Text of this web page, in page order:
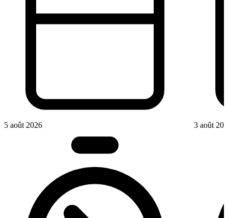
5 août 2026 3 août